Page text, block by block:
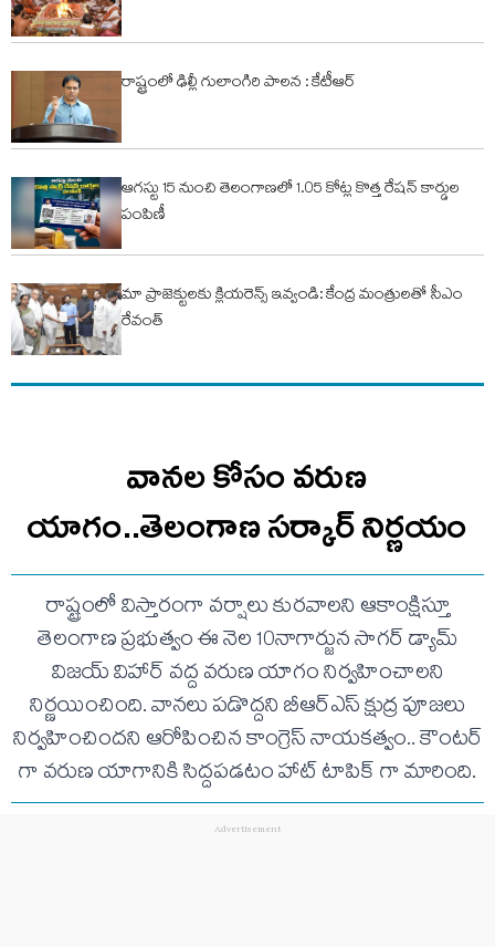
రాష్ట్రంలో ఢిల్లీ గులాంగిరి పాలన : కేటీఆర్
ఆగస్టు 15 నుంచి తెలంగాణలో 1.05 కోట్ల కొత్త రేషన్ కార్డుల
పంపిణీ
మా ప్రాజెక్టులకు క్లియరెన్స్ ఇవ్వండి: కేంద్ర మంత్రులతో సీఎం
రేవంత్
వానల కోసం వరుణ
యాగం..తెలంగాణ సర్కార్ నిర్ణయం
రాష్ట్రంలో విస్తారంగా వర్షాలు కురవాలని ఆకాంక్షిస్తూ
తెలంగాణ ప్రభుత్వం ఈ నెల 10నాగార్జున సాగర్ డ్యామ్
విజయ్ విహార్ వద్ద వరుణ యాగం నిర్వహించాలని
నిర్ణయించింది. వానలు పడొద్దని బీఆర్ఎస్ క్షుద్ర పూజలు
నిర్వహించిందని ఆరోపించిన కాంగ్రెస్ నాయకత్వం.. కౌంటర్
గా వరుణ యాగానికి సిద్దపడటం హాట్ టాపిక్ గా మారింది.